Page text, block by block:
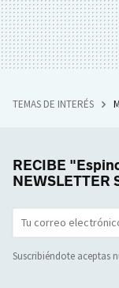
TEMAS DE INTERÉS
RECIBE
NEWSLETTER
Suscribiéndote aceptas